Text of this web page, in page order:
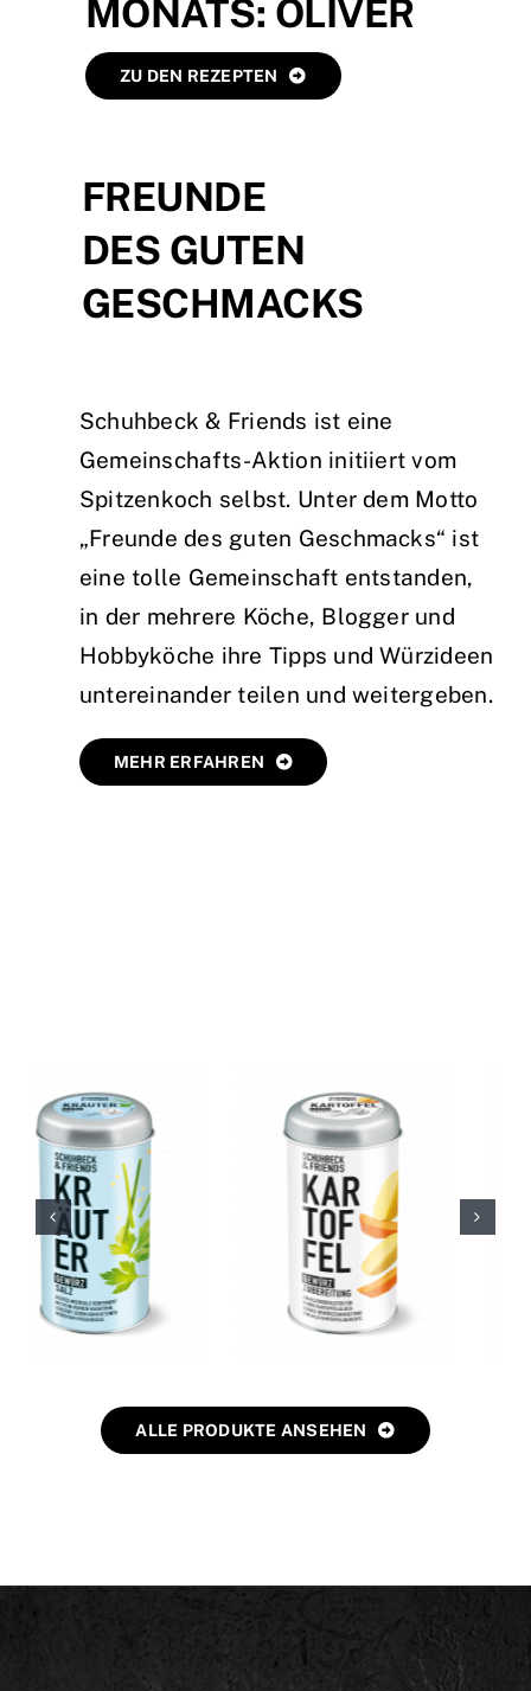
MONATS: OLIVER
ZU DEN REZEPTEN
FREUNDE
DES GUTEN
GESCHMACKS
Schuhbeck & Friends ist eine
Gemeinschafts-Aktion initiiert vom
Spitzenkoch selbst. Unter dem Motto
„Freunde des guten Geschmacks“ ist
eine tolle Gemeinschaft entstanden,
in der mehrere Köche, Blogger und
Hobbyköche ihre Tipps und Würzideen
untereinander teilen und weitergeben.
MEHR ERFAHREN
ALLE PRODUKTE ANSEHEN